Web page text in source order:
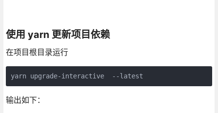
使用 yarn 更新项目依赖
在项目根目录运行
yarn upgrade-interactive  --latest
输出如下：